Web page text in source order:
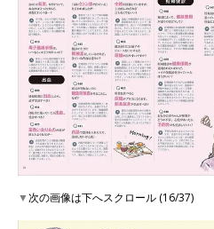
▼次の画像は下へスクロール (16/37)